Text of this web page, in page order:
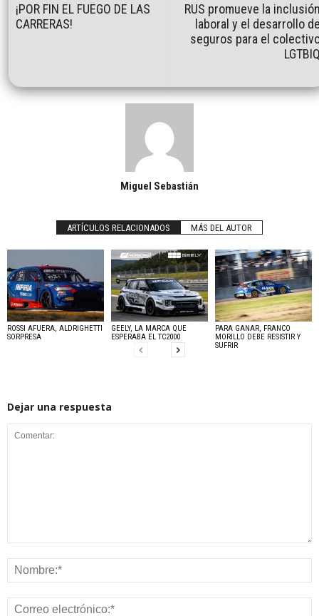
¡POR FIN EL FUEGO DE LAS
CARRERAS!
RUS promueve la
laboral y el desarrollo
seguros para el
Miguel Sebastián
ARTÍCULOS RELACIONADOS MÁS DEL AUTOR
ROSSI AFUERA, ALDRIGHETTI
SORPRESA
GEELY, LA MARCA QUE
ESPERABA EL TC2000
PARA GANAR, FRANCO
MORILLO DEBE RESISTIR Y
SUFRIR
Dejar una respuesta